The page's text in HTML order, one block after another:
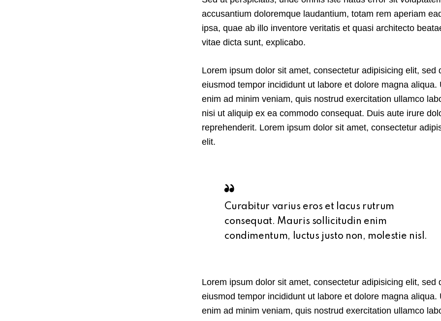
accusantium doloremque laudantium, totam rem aperiam
ipsa, quae ab illo inventore veritatis et quasi architecto
vitae dicta sunt, explicabo.
Lorem ipsum dolor sit amet, consectetur adipisicing elit, sed
eiusmod tempor incididunt ut labore et dolore magna aliqua.
enim ad minim veniam, quis nostrud exercitation ullamco
nisi ut aliquip ex ea commodo consequat. Duis aute irure
reprehenderit. Lorem ipsum dolor sit amet, consectetur
elit.
Curabitur varius eros et lacus rutrum
consequat. Mauris sollicitudin enim
condimentum, luctus justo non, molestie nisl.
Lorem ipsum dolor sit amet, consectetur adipisicing elit, sed
eiusmod tempor incididunt ut labore et dolore magna aliqua.
enim ad minim veniam, quis nostrud exercitation ullamco